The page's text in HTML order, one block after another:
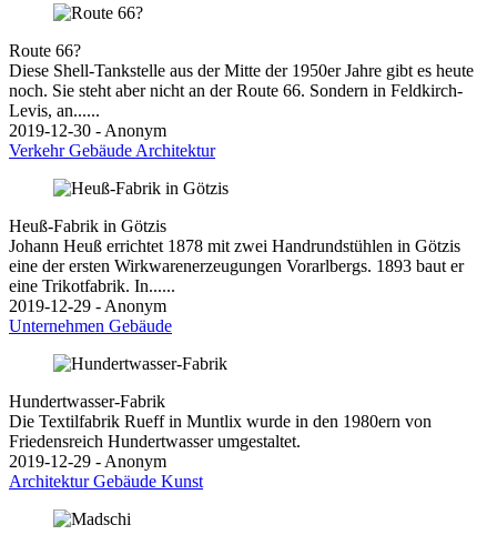
Route 66?
Diese Shell-Tankstelle aus der Mitte der 1950er Jahre gibt es heute
noch. Sie steht aber nicht an der Route 66. Sondern in Feldkirch-
Levis, an......
2019-12-30 - Anonym
VerkehrGebäude Architektur
Heuß-Fabrik in Götzis
Johann Heuß errichtet 1878 mit zwei Handrundstühlen in Götzis
eine der ersten Wirkwarenerzeugungen Vorarlbergs. 1893 baut er
eine Trikotfabrik. In......
2019-12-29 - Anonym
Unternehmen Gebäude
Hundertwasser-Fabrik
Die Textilfabrik Rueff in Muntlix wurde in den 1980ern von
Friedensreich Hundertwasser umgestaltet.
2019-12-29 - Anonym
ArchitekturGebäude Kunst